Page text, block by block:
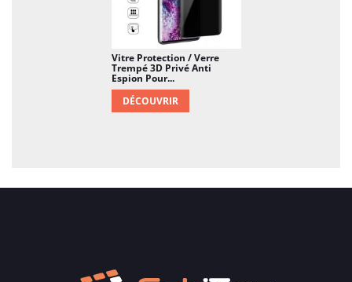
Vitre Protection / Verre
Trempé 3D Privé Anti
Espion Pour...
DÉCOUVRIR